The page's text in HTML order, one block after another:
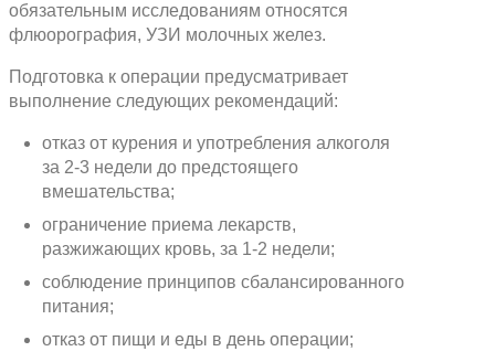
обязательным исследованиям относятся
флюорография, УЗИ молочных желез.
Подготовка к операции предусматривает
выполнение следующих рекомендаций:
отказ от курения и употребления алкоголя
за 2-3 недели до предстоящего
вмешательства;
ограничение приема лекарств,
разжижающих кровь, за 1-2 недели;
соблюдение принципов сбалансированного
питания;
отказ от пищи и еды в день операции;